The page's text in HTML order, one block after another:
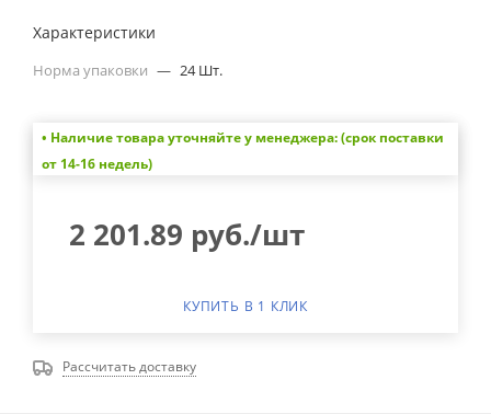
Характеристики
Норма упаковки — 24 Шт.
• Наличие товара уточняйте у менеджера: (срок поставки
от 14-16 недель)
2 201.89 руб./шт
КУПИТЬ В 1 КЛИК
Рассчитать доставку